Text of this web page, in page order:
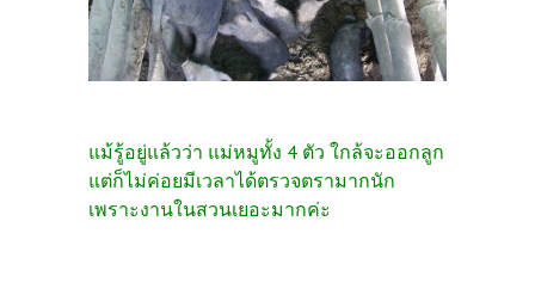
แม้รู้อยู่แล้วว่า แม่หมูทั้ง 4 ตัว ใกล้จะออกลูก
แต่ก็ไม่ค่อยมีเวลาได้ตรวจตรามากนัก
เพราะงานในสวนเยอะมากค่ะ